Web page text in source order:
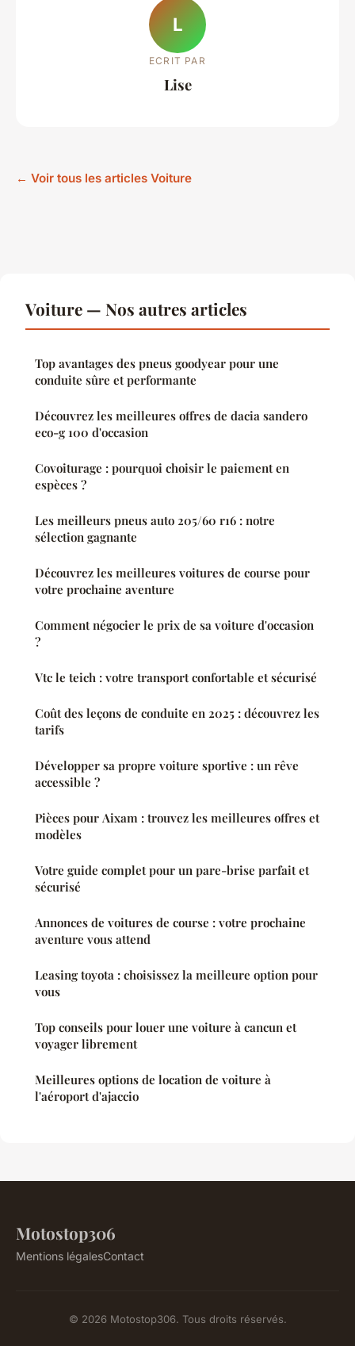
L
ECRIT PAR
Lise
← Voir tous les articles Voiture
Voiture — Nos autres articles
Top avantages des pneus goodyear pour une
conduite sûre et performante
Découvrez les meilleures offres de dacia sandero
eco-g 100 d'occasion
Covoiturage : pourquoi choisir le paiement en
espèces ?
Les meilleurs pneus auto 205/60 r16 : notre
sélection gagnante
Découvrez les meilleures voitures de course pour
votre prochaine aventure
Comment négocier le prix de sa voiture d'occasion
?
Vtc le teich : votre transport confortable et sécurisé
Coût des leçons de conduite en 2025 : découvrez les
tarifs
Développer sa propre voiture sportive : un rêve
accessible ?
Pièces pour Aixam : trouvez les meilleures offres et
modèles
Votre guide complet pour un pare-brise parfait et
sécurisé
Annonces de voitures de course : votre prochaine
aventure vous attend
Leasing toyota : choisissez la meilleure option pour
vous
Top conseils pour louer une voiture à cancun et
voyager librement
Meilleures options de location de voiture à
l'aéroport d'ajaccio
Motostop306
Mentions légalesContact
© 2026 Motostop306. Tous droits réservés.